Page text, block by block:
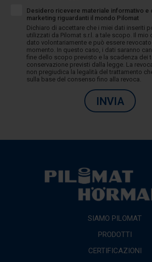
Desidero ricevere materiale informativo e
marketing riguardanti il mondo Pilomat
Dichiaro di accettare che i miei dati inseriti
utilizzati da Pilomat s.r.l. a tale scopo. Il mio
dato volontariamente e può essere
momento. In questo caso, i dati saranno
fine dello scopo previsto e la scadenza dei
conservazione previsti dalla legge. La
non pregiudica la legalità del trattamento
sulla base del consenso fino alla revoca.
INVIA
SIAMO PILOMAT
PRODOTTI
CERTIFICAZIONI